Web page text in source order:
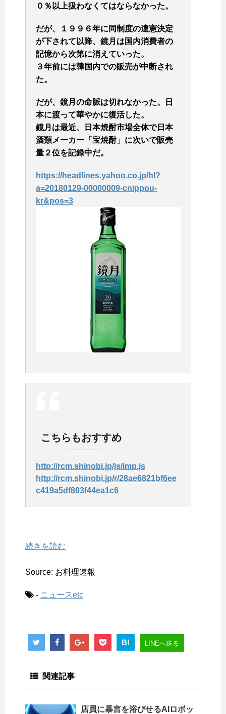
０％以上扱わなくてはならなかった。
だが、１９９６年に同制度の違憲決定
が下されて以降、鏡月は国内消費者の
記憶から次第に消えていった。
３年前には韓国内での販売が中断され
た。
だが、鏡月の命脈は切れなかった。日
本に渡って華やかに復活した。
鏡月は最近、日本焼酎市場全体で日本
酒類メーカー「宝焼酎」に次いで販売
量２位を記録中だ。
https://headlines.yahoo.co.jp/hl?
a=20180129-00000009-cnippou-
kr&pos=3
こちらもおすすめ
http://rcm.shinobi.jp/js/imp.js
http://rcm.shinobi.jp/r/28ae6821bf6ee
c419a5df803f44ea1c6
続きを読む
Source: お料理速報
- ニュースetc
B! LINEへ送る
関連記事
店員に暴言を浴びせるAIロボッ